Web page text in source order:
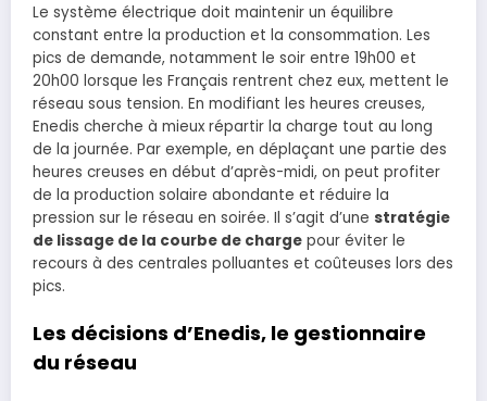
Le système électrique doit maintenir un équilibre
constant entre la production et la consommation. Les
pics de demande, notamment le soir entre 19h00 et
20h00 lorsque les Français rentrent chez eux, mettent le
réseau sous tension. En modifiant les heures creuses,
Enedis cherche à mieux répartir la charge tout au long
de la journée. Par exemple, en déplaçant une partie des
heures creuses en début d’après-midi, on peut profiter
de la production solaire abondante et réduire la
pression sur le réseau en soirée. Il s’agit d’une stratégie
de lissage de la courbe de charge pour éviter le
recours à des centrales polluantes et coûteuses lors des
pics.
Les décisions d’Enedis, le gestionnaire
du réseau